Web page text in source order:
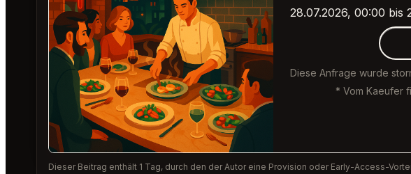
28.07.2026, 00:00 bis
Diese Anfrage wurde
* Vom Kaeufer
Dieser Beitrag enthält 1 Tag, durch den der Autor eine Provision oder Early-Access-